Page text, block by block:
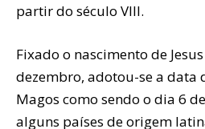
partir do século VIII.
Fixado o nascimento de
dezembro, adotou-se a data
Magos como sendo o dia 6
alguns países de origem